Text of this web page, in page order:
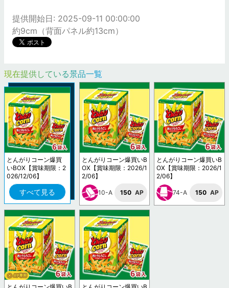
提供開始日: 2025-09-11 00:00:00
約9cm（背面パネル約13cm）
現在提供している景品一覧
とんがりコーン爆買
いBOX【賞味期限：2
026/12/06】
すべて見る
とんがりコーン爆買いB
OX【賞味期限：2026/1
2/06】
10-A 150 AP
とんがりコーン爆買いB
OX【賞味期限：2026/1
2/06】
74-A 150 AP